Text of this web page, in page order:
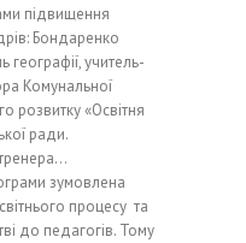
підвищення
Бондаренко
учитель-
Комунальної
розвитку «Освітня
ради.
зумовлена
процесу та
до педагогів. Тому